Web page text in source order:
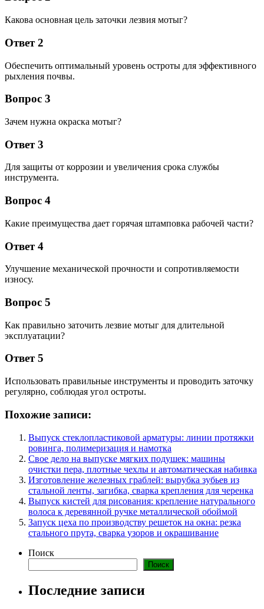
Какова основная цель заточки лезвия мотыг?
Ответ 2
Обеспечить оптимальный уровень остроты для эффективного
рыхления почвы.
Вопрос 3
Зачем нужна окраска мотыг?
Ответ 3
Для защиты от коррозии и увеличения срока службы
инструмента.
Вопрос 4
Какие преимущества дает горячая штамповка рабочей части?
Ответ 4
Улучшение механической прочности и сопротивляемости
износу.
Вопрос 5
Как правильно заточить лезвие мотыг для длительной
эксплуатации?
Ответ 5
Использовать правильные инструменты и проводить заточку
регулярно, соблюдая угол остроты.
Похожие записи:
Выпуск стеклопластиковой арматуры: линии протяжки
ровинга, полимеризация и намотка
Свое дело на выпуске мягких подушек: машины
очистки пера, плотные чехлы и автоматическая набивка
Изготовление железных граблей: вырубка зубьев из
стальной ленты, загибка, сварка крепления для черенка
Выпуск кистей для рисования: крепление натурального
волоса к деревянной ручке металлической обоймой
Запуск цеха по производству решеток на окна: резка
стального прута, сварка узоров и окрашивание
Поиск
Поиск
Последние записи